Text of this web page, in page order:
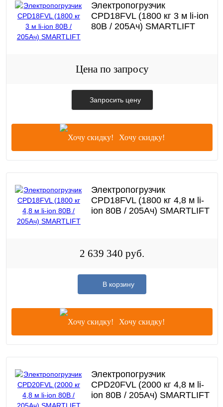
Электропогрузчик
CPD18FVL (1800 кг 3 м li-ion
80В / 205Ач) SMARTLIFT
Цена по запросу
Запросить цену
Хочу скидку!
Электропогрузчик
CPD18FVL (1800 кг 4,8 м li-
ion 80В / 205Ач) SMARTLIFT
2 639 340 руб.
В корзину
Хочу скидку!
Электропогрузчик
CPD20FVL (2000 кг 4,8 м li-
ion 80В / 205Ач) SMARTLIFT